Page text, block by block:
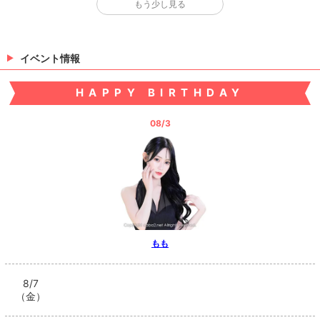
もう少し見る
イベント情報
HAPPY BIRTHDAY
08/3
もも
8/7
（金）